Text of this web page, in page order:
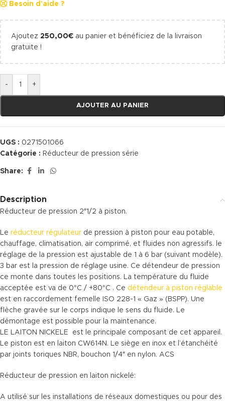
Besoin d'aide ?
Ajoutez 250,00€ au panier et bénéficiez de la livraison
gratuite !
- +
AJOUTER AU PANIER
UGS : 0271501066
Catégorie : Réducteur de pression série
Share:
Description
Réducteur de pression 2″1/2 à piston.
Le réducteur régulateur de pression à piston pour eau potable,
chauffage, climatisation, air comprimé, et fluides non agressifs. le
réglage de la pression est ajustable de 1 à 6 bar (suivant modèle).
3 bar est la pression de réglage usine. Ce détendeur de pression
ce monte dans toutes les positions. La température du fluide
acceptée est va de 0°C / +80°C . Ce détendeur à piston réglable
est en raccordement femelle ISO 228-1 « Gaz » (BSPP). Une
flèche gravée sur le corps indique le sens du fluide. Le
démontage est possible pour la maintenance.
LE LAITON NICKELE est le principale composant de cet appareil.
Le piston est en laiton CW614N. Le siège en inox et l’étanchéité
par joints toriques NBR, bouchon 1/4″ en nylon. ACS
Réducteur de pression en laiton nickelé:
A utilisé sur les installations de réseaux domestiques ou pour des